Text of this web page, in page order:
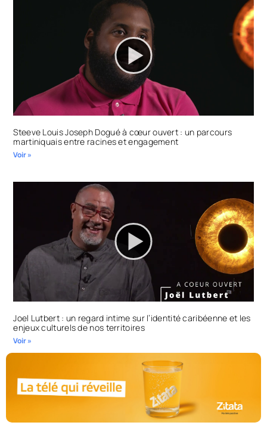
Steeve Louis Joseph Dogué à cœur ouvert : un parcours
martiniquais entre racines et engagement
Voir »
Joel Lutbert : un regard intime sur l’identité caribéenne et les
enjeux culturels de nos territoires
Voir »